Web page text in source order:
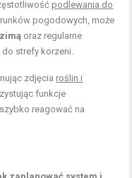
podlewania do
pogodowych, może
oraz regularne
do strefy korzeni.
zdjęcia roślin i
funkcje
reagować na